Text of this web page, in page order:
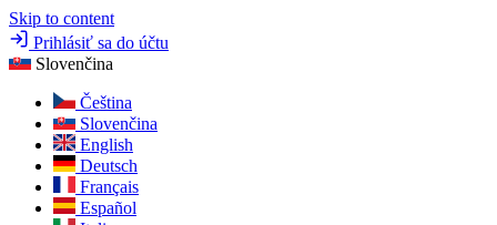
Skip to content
Prihlásiť sa do účtu
Slovenčina
Čeština
Slovenčina
English
Deutsch
Français
Español